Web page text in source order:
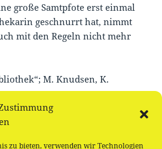
zu bieten, verwenden wir Technologien
große Samtpfote erst einmal
geschnurrt hat, nimmt
mit den Regeln nicht mehr
M. Knudsen, K.
und Mitspielen basteln wir